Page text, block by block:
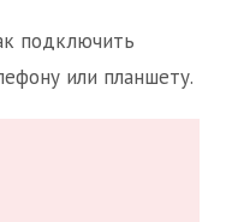
подключить
или планшету.